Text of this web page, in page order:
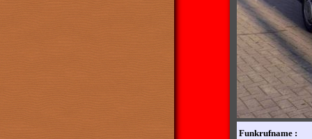
Funkrufname :